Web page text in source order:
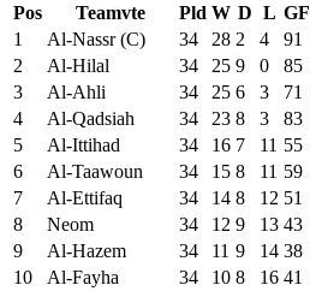
Pos
Teamvte Pld W D L GF
1
Al-Nassr (C) 34 28 2 4 91
2
Al-Hilal 34 25 9 0 85
3
Al-Ahli 34 25 6 3 71
4
Al-Qadsiah 34 23 8 3 83
5
Al-Ittihad 34 16 7 11 55
6
Al-Taawoun 34 15 8 11 59
7
Al-Ettifaq 34 14 8 12 51
8
Neom 34 12 9 13 43
9
Al-Hazem 34 11 9 14 38
10
Al-Fayha 34 10 8 16 41